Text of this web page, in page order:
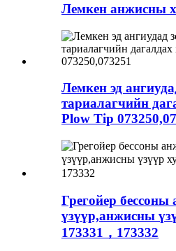
Лемкен анжисны
Лемкен эд
тариалагчийн
Plow Tip
Грегойер
үзүүр,анжисны
173331，173332